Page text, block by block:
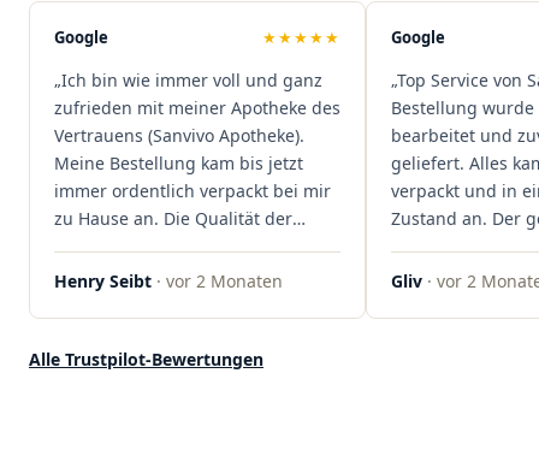
sind extrem zügig, was mir jedes
Mal viel Zeit spart. Man merkt,
Kundenzufriedenheit an erster
Stelle stehen. Vielen Dank an das
Team von Sanvivo – ich bin
rundum begeistert!"
Google ★★★★★
„Ich bin wie immer voll und ganz
zufrieden mit meiner Apotheke des
Vertrauens (Sanvivo Apotheke).
Meine Bestellung kam bis jetzt
immer ordentlich verpackt bei mir
zu Hause an. Die Qualität der
Blüten ist auch immer auf einem
hohen Niveau, die Auswahl ist
ordentlich gelagert, ich hatte nur
Henry Seibt · vor 2 Monaten
Google
„Top Service von
Bestellung wurde
bearbeitet und
geliefert. Alles
verpackt und in
Zustand an. Der
war
professionell.
Gliv · vor 2
Alle Trustpilot-Bewertungen